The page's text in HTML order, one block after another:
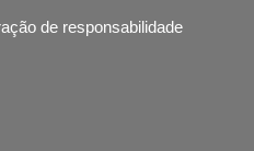
de responsabilidade